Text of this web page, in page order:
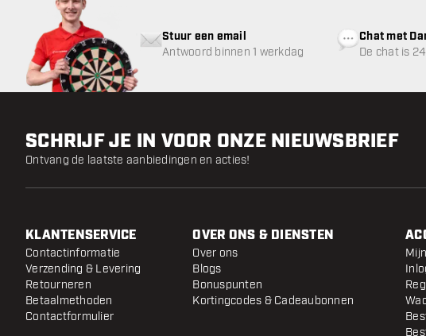
Stuur een email
Antwoord binnen 1 werkdag
Chat met
De chat is
SCHRIJF JE IN VOOR ONZE NIEUWSBRIEF
Ontvang de laatste aanbiedingen en acties!
KLANTENSERVICE
Contactinformatie
Verzending & Levering
Retourneren
Betaalmethoden
Contactformulier
OVER ONS & DIENSTEN
Over ons
Blogs
Bonuspunten
Kortingcodes & Cadeaubonnen